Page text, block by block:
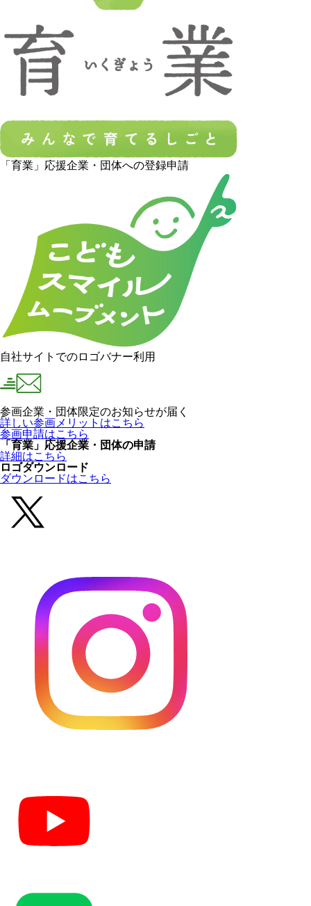
「育業」応援企業・団体への登録申請
自社サイトでのロゴバナー利用
参画企業・団体限定のお知らせが届く
詳しい参画メリットはこちら
参画申請はこちら
「育業」応援企業・団体の申請
詳細はこちら
ロゴダウンロード
ダウンロードはこちら